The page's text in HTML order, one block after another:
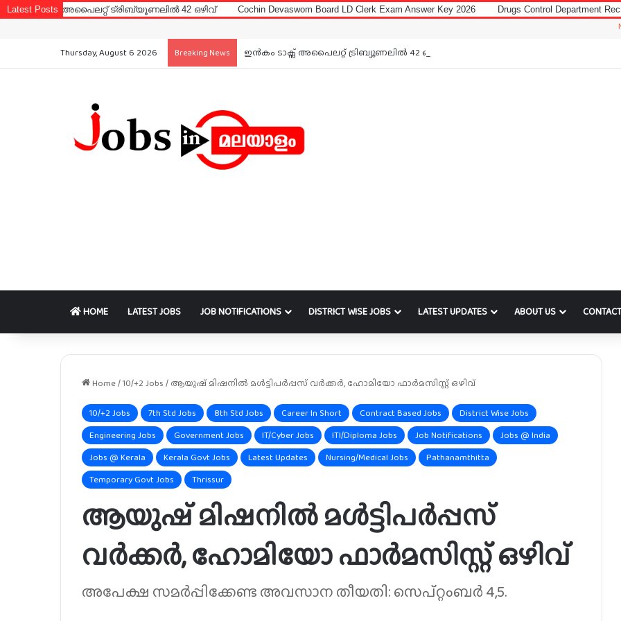
Latest Postsട്രിബ്യൂണലിൽ 42 ഒഴിവ് Cochin Devaswom Board LD Clerk Exam Answer Key 2026 Drugs Control Department Recruitment 2026
Notice:
Thursday, August 6 2026
Breaking News ഇൻകം ടാക്സ് അപൈലറ്റ് ട്രിബ്യൂണലിൽ 42 ഒഴിവ്
HOME LATEST JOBS JOB NOTIFICATIONS DISTRICT WISE JOBS LATEST UPDATES ABOUT US
Home/10/+2 Jobs / ആയുഷ് മിഷനിൽ മൾട്ടിപർപ്പസ് വർക്കർ, ഹോമിയോ ഫാർമസിസ്റ്റ് ഒഴിവ്
10/+2 Jobs 7th Std Jobs 8th Std Jobs Career In Short Contract Based Jobs
District Wise Jobs
Engineering Jobs
Government Jobs IT/Cyber Jobs ITI/Diploma Jobs Job Notifications
Jobs @ India
Jobs @ Kerala
Kerala Govt Jobs Latest Updates Nursing/Medical Jobs
Pathanamthitta
Temporary Govt Jobs
Thrissur
ആയുഷ് മിഷനിൽ മൾട്ടിപർപ്പസ്
വർക്കർ, ഹോമിയോ ഫാർമസിസ്റ്റ് ഒഴിവ്
അപേക്ഷ സമർപ്പിക്കേണ്ട അവസാന തീയതി: സെപ്റ്റംബർ 4,5.